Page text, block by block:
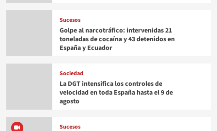
Sucesos
Golpe al narcotráfico: intervenidas 21
toneladas de cocaína y 43 detenidos en
España y Ecuador
Sociedad
La DGT intensifica los controles de
velocidad en toda España hasta el 9 de
agosto
Sucesos